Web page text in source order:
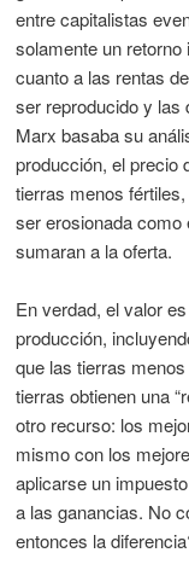
entre capitalistas
solamente un
cuanto a las rentas
ser reproducido y las
Marx basaba su
producción, el precio
tierras menos
ser erosionada como
sumaran a la oferta.
En verdad, el valor
producción,
que las tierras
tierras obtienen una
otro recurso: los
mismo con los
aplicarse un
a las ganancias. No
entonces la